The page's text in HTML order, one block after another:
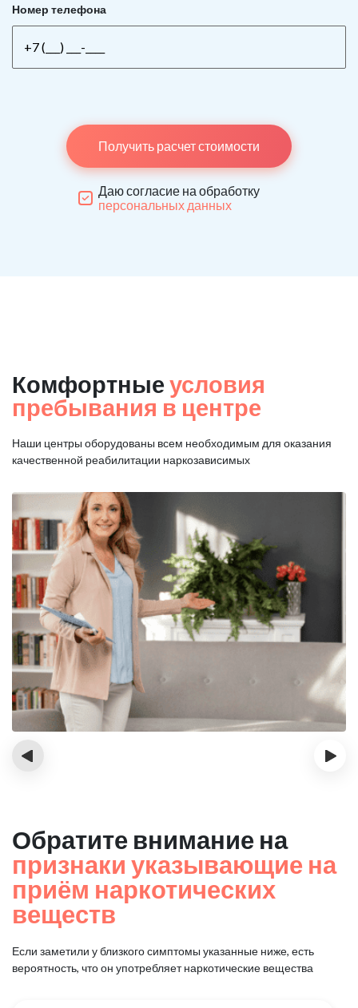
Номер телефона
Получить расчет стоимости
Даю согласие на обработку
персональных данных
Комфортные условия
пребывания в центре
Наши центры оборудованы всем необходимым для оказания
качественной реабилитации наркозависимых
‹ ›
Обратите внимание на
признаки указывающие на
приём наркотических
веществ
Если заметили у близкого симптомы указанные ниже, есть
вероятность, что он употребляет наркотические вещества